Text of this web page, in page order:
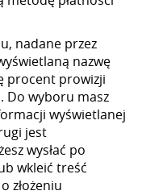
nadane przez
nazwę
procent prowizji
Do wyboru masz
wyświetlanej
jest
wysłać po
wkleić treść
złożeniu